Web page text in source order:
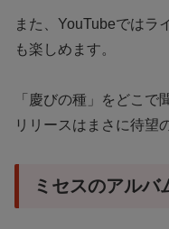
また、YouTubeではラ
も楽しめます。
「慶びの種」をどこ
リリースはまさに待望
ミセスのアルバ